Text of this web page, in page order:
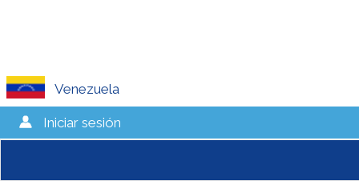
Venezuela
Iniciar sesión